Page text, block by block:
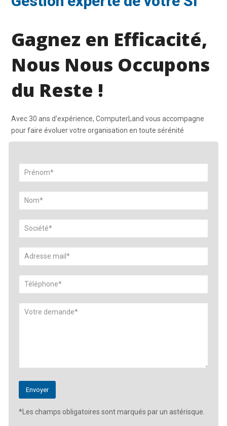
Gagnez en Efficacité,
Nous Nous Occupons
du Reste !
Avec 30 ans d'expérience, ComputerLand vous accompagne
pour faire évoluer votre organisation en toute sérénité
*Les champs obligatoires sont marqués par un astérisque.